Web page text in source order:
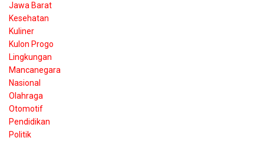
Jawa Barat
Kesehatan
Kuliner
Kulon Progo
Lingkungan
Mancanegara
Nasional
Olahraga
Otomotif
Pendidikan
Politik